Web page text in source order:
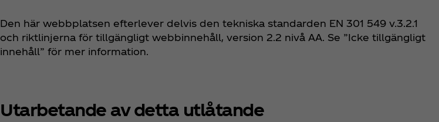
Den här webbplatsen efterlever delvis den tekniska standarden EN 301 549 v.3.2.1
och riktlinjerna för tillgängligt webbinnehåll, version 2.2 nivå AA. Se ”Icke tillgängligt
innehåll” för mer information.
Utarbetande av detta utlåtande